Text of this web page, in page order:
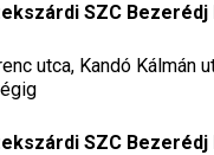
SZC
utca, Kandó
SZC